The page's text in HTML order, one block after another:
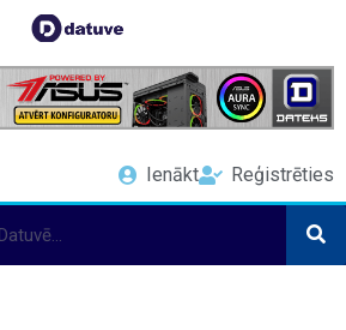
Ienākt Reģistrēties